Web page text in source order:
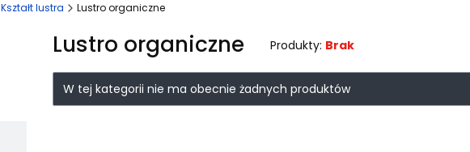
Kształt lustra Lustro organiczne
Lustro organiczne Produkty: Brak
Lista produktów
W tej kategorii nie ma obecnie żadnych produktów